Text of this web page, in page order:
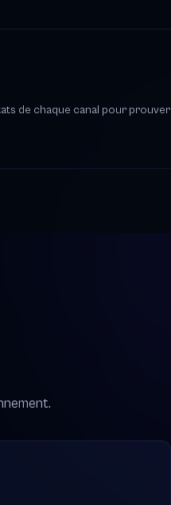
de chaque canal pour prouver